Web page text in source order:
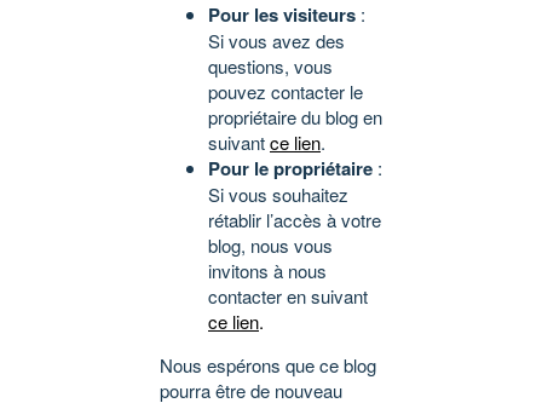
Pour les visiteurs :
Si vous avez des
questions, vous
pouvez contacter le
propriétaire du blog en
suivantce lien.
Pour le propriétaire :
Si vous souhaitez
rétablir l’accès à votre
blog, nous vous
invitons à nous
contacter en suivant
ce lien.
Nous espérons que ce blog
pourra être de nouveau